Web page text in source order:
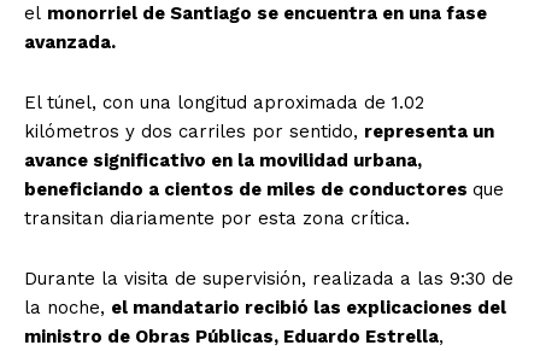
el monorriel de Santiago se encuentra en una fase
avanzada.
El túnel, con una longitud aproximada de 1.02
kilómetros y dos carriles por sentido, representa un
avance significativo en la movilidad urbana,
beneficiando a cientos de miles de conductores que
transitan diariamente por esta zona crítica.
Durante la visita de supervisión, realizada a las 9:30 de
la noche, el mandatario recibió las explicaciones del
ministro de Obras Públicas, Eduardo Estrella,